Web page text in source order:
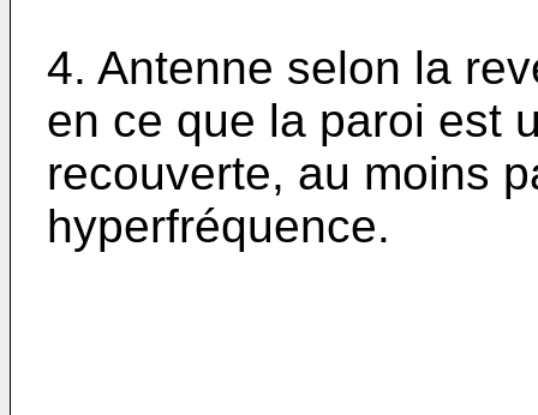
4. Antenne selon la
en ce que la paroi est
recouverte, au moins
hyperfréquence.